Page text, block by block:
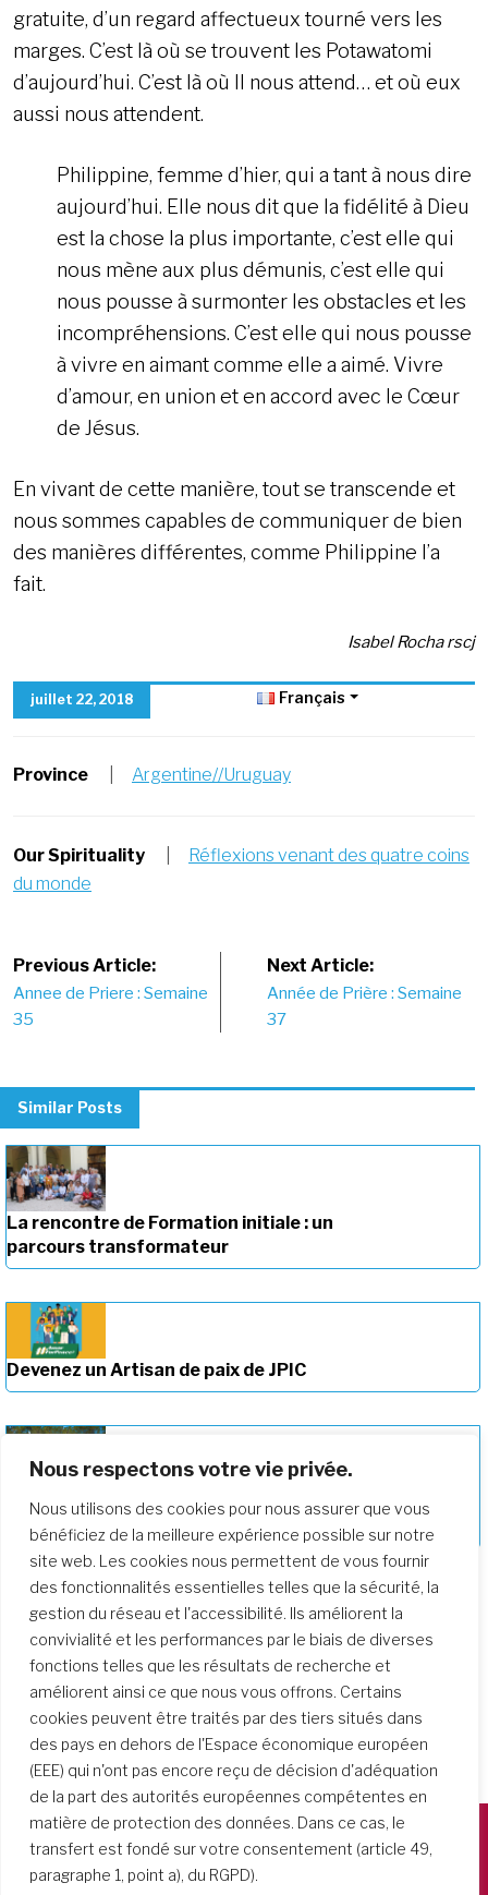
Nous respectons votre vie privée.
Nous utilisons des cookies pour nous assurer que vous
bénéficiez de la meilleure expérience possible sur notre
site web. Les cookies nous permettent de vous fournir
des fonctionnalités essentielles telles que la sécurité, la
gestion du réseau et l'accessibilité. Ils améliorent la
convivialité et les performances par le biais de diverses
fonctions telles que les résultats de recherche et
améliorent ainsi ce que nous vous offrons. Certains
cookies peuvent être traités par des tiers situés dans
des pays en dehors de l'Espace économique européen
(EEE) qui n'ont pas encore reçu de décision d'adéquation
de la part des autorités européennes compétentes en
matière de protection des données. Dans ce cas, le
transfert est fondé sur votre consentement (article 49,
paragraphe 1, point a), du RGPD).
gratuite, d’un regard affectueux tourné vers les
marges. C’est là où se trouvent les Potawatomi
d’aujourd’hui. C’est là où Il nous attend… et où eux
aussi nous attendent.
Philippine, femme d’hier, qui a tant à nous dire
aujourd’hui. Elle nous dit que la fidélité à Dieu
est la chose la plus importante, c’est elle qui
nous mène aux plus démunis, c’est elle qui
nous pousse à surmonter les obstacles et les
incompréhensions. C’est elle qui nous pousse
à vivre en aimant comme elle a aimé. Vivre
d’amour, en union et en accord avec le Cœur
de Jésus.
En vivant de cette manière, tout se transcende et
nous sommes capables de communiquer de bien
des manières différentes, comme Philippine l’a
fait.
Isabel Rocha rscj
juillet 22, 2018 Français
Province Argentine//Uruguay
Our Spirituality
Réflexions venant des quatre coins
du monde
Post
navigation
Previous Article:
Annee de Priere : Semaine
35
Next Article:
Année de Prière : Semaine
37
Similar Posts
La rencontre de Formation initiale : un
parcours transformateur
Devenez un Artisan de paix de JPIC
Approfondir notre parcours de
formation
Società del Sacro Cuore